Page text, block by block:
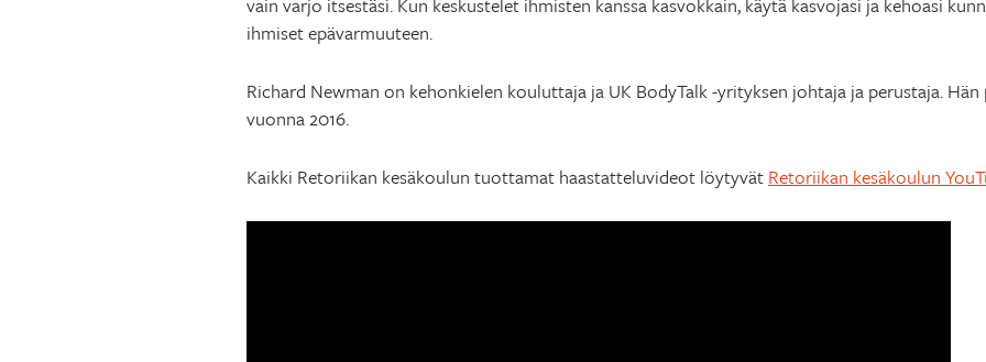
ihmiset epävarmuuteen.
Richard Newman on kehonkielen kouluttaja ja UK BodyTalk -yrityksen johtaja ja perustaja.
vuonna 2016.
Kaikki Retoriikan kesäkoulun tuottamat haastatteluvideot löytyvät Retoriikan kesäkoulun